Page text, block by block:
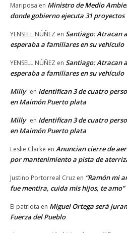
Mariposa en Ministro de Medio
donde gobierno ejecuta 31 proyectos
YENSELL NÚÑEZ en Santiago: Atracan
esperaba a familiares en su vehículo
YENSELL NÚÑEZ en Santiago: Atracan
esperaba a familiares en su vehículo
Milly en Identifican 3 de cuatro
en Maimón Puerto plata
Milly en Identifican 3 de cuatro
en Maimón Puerto plata
Leslie Clarke en Anuncian cierre de
por mantenimiento a pista de
Justino Portorreal Cruz en “Ramón mi
fue mentira, cuida mis hijos, te amo”
El patriota en Miguel Ortega será
Fuerza del Pueblo